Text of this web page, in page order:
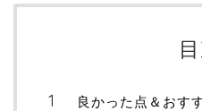
良かった点＆おす